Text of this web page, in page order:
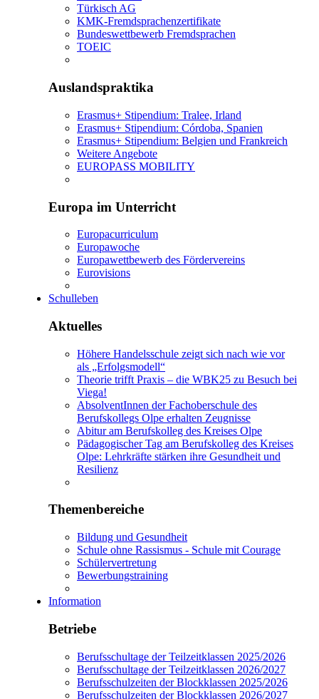
Türkisch AG
KMK-Fremdsprachenzertifikate
Bundeswettbewerb Fremdsprachen
TOEIC
Auslandspraktika
Erasmus+ Stipendium: Tralee, Irland
Erasmus+ Stipendium: Córdoba, Spanien
Erasmus+ Stipendium: Belgien und Frankreich
Weitere Angebote
EUROPASS MOBILITY
Europa im Unterricht
Europacurriculum
Europawoche
Europawettbewerb des Fördervereins
Eurovisions
Schulleben
Aktuelles
Höhere Handelsschule zeigt sich nach wie vor
als „Erfolgsmodell“
Theorie trifft Praxis – die WBK25 zu Besuch bei
Viega!
AbsolventInnen der Fachoberschule des
Berufskollegs Olpe erhalten Zeugnisse
Abitur am Berufskolleg des Kreises Olpe
Pädagogischer Tag am Berufskolleg des Kreises
Olpe: Lehrkräfte stärken ihre Gesundheit und
Resilienz
Themenbereiche
Bildung und Gesundheit
Schule ohne Rassismus - Schule mit Courage
Schülervertretung
Bewerbungstraining
Information
Betriebe
Berufsschultage der Teilzeitklassen 2025/2026
Berufsschultage der Teilzeitklassen 2026/2027
Berufsschulzeiten der Blockklassen 2025/2026
Berufsschulzeiten der Blockklassen 2026/2027